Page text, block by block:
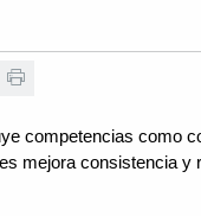
Twitter
por Linkedin
por whatsapp
competencias como
mejora consistencia y